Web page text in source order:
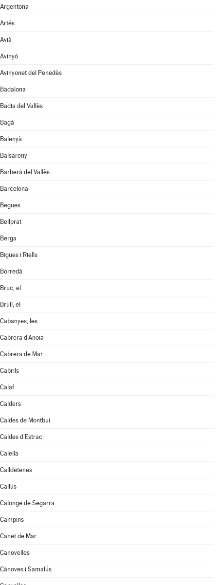
Argentona
Artés
Avià
Avinyó
Avinyonet del Penedès
Badalona
Badia del Vallès
Bagà
Balenyà
Balsareny
Barberà del Vallès
Barcelona
Begues
Bellprat
Berga
Bigues i Riells
Borredà
Bruc, el
Brull, el
Cabanyes, les
Cabrera d'Anoia
Cabrera de Mar
Cabrils
Calaf
Calders
Caldes de Montbui
Caldes d'Estrac
Calella
Calldetenes
Callús
Calonge de Segarra
Campins
Canet de Mar
Canovelles
Cànoves i Samalús